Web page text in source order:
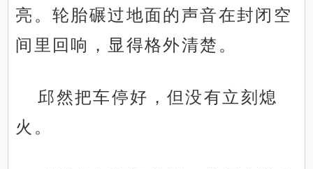
亮。轮胎碾过地面的声音在封闭空
间里回响，显得格外清楚。
邱然把车停好，但没有立刻熄
火。